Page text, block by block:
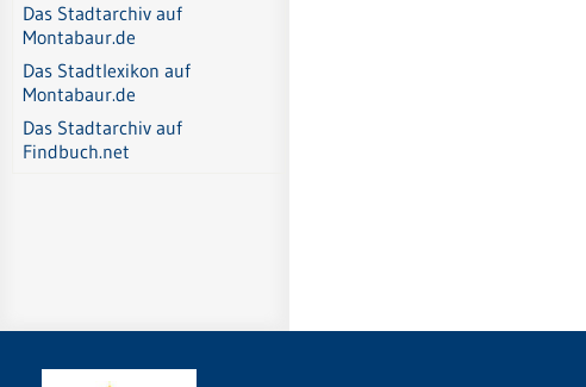
Das Stadtarchiv auf
Montabaur.de
Das Stadtlexikon auf
Montabaur.de
Das Stadtarchiv auf
Findbuch.net